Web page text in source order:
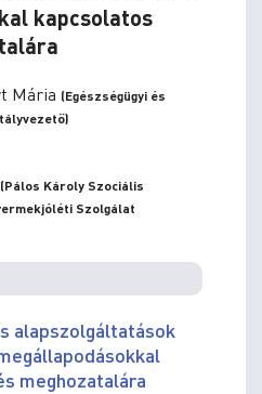
kapcsolatos
Mária (Egészségügyi és
(Pálos Károly Szociális
Szolgálat
alapszolgáltatások
meghozatalára